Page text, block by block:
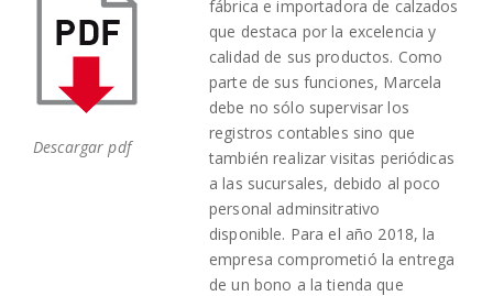
Descargar pdf
fábrica e importadora de calzados
que destaca por la excelencia y
calidad de sus productos. Como
parte de sus funciones, Marcela
debe no sólo supervisar los
registros contables sino que
también realizar visitas periódicas
a las sucursales, debido al poco
personal adminsitrativo
disponible. Para el año 2018, la
empresa comprometió la entrega
de un bono a la tienda que